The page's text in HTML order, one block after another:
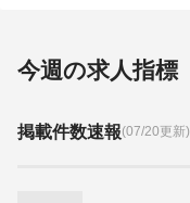
今週の求人指標
掲載件数速報(07/20更新)